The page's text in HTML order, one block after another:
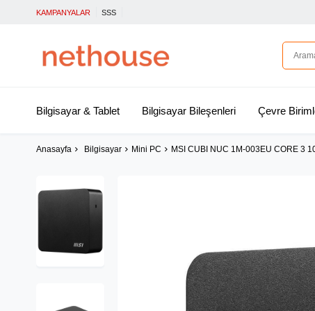
KAMPANYALAR SSS
Bilgisayar & Tablet Bilgisayar Bileşenleri Çevre
Anasayfa Bilgisayar Mini PC MSI CUBI NUC 1M-003EU CORE 3